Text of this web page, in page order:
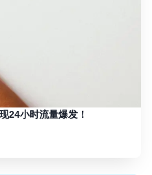
24小时流量爆发！